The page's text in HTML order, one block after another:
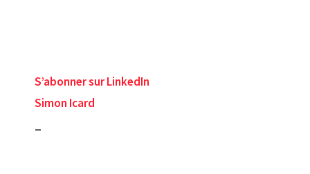
S’abonner sur LinkedIn
Simon Icard